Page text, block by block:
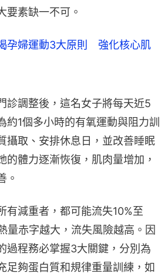
要素缺一不可。
孕婦運動3大原則 強化核心肌
診調整後，這名女子將每天近5
約1個多小時的有氧運動與阻力訓
攝取、安排休息日，並改善睡眠
的體力逐漸恢復，肌肉量增加，
。
有減重者，都可能流失10%至
量赤字越大，流失風險越高。因
過程務必掌握3大關鍵，分別為
足夠蛋白質和規律重量訓練，如